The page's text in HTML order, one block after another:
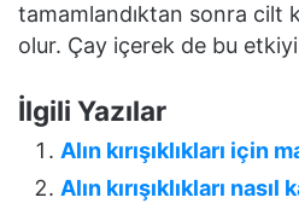
tamamlandıktan sonra cilt
olur. Çay içerek de bu
İlgili Yazılar
Alın kırışıklıkları için
Alın kırışıklıkları